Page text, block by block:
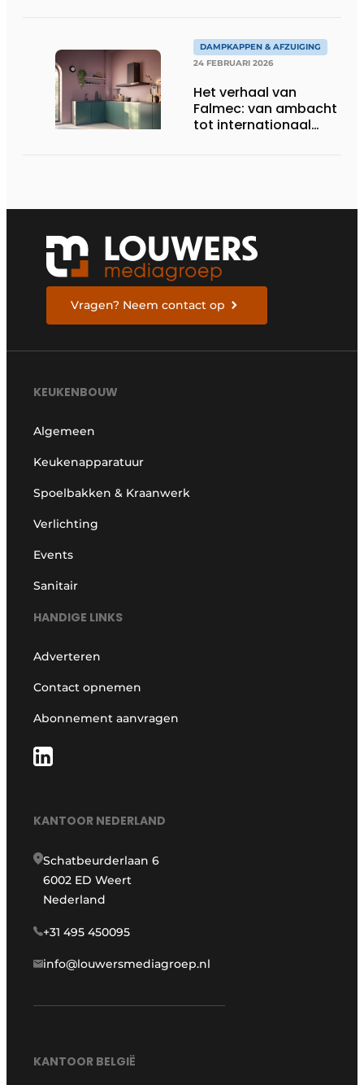
DAMPKAPPEN & AFZUIGING
24 FEBRUARI 2026
Het verhaal van
Falmec: van ambacht
tot internationaal
Vragen? Neem contact op
KEUKENBOUW
Algemeen
Keukenapparatuur
Spoelbakken & Kraanwerk
Verlichting
Events
Sanitair
HANDIGE LINKS
Adverteren
Contact opnemen
Abonnement aanvragen
KANTOOR NEDERLAND
Schatbeurderlaan 6
6002 ED Weert
Nederland
+31 495 450095
info@louwersmediagroep.nl
KANTOOR BELGIË